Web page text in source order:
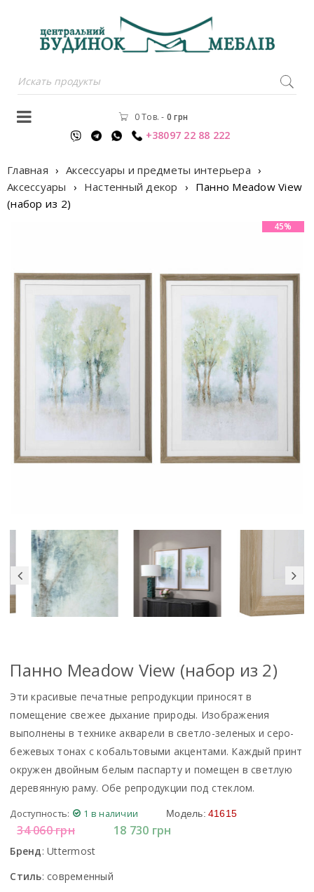
0 Тов. - 0грн
+38097 22 88 222
Главная › Аксессуары и предметы интерьера ›
Аксессуары › Настенный декор › Панно Meadow View
(набор из 2)
45%
Панно Meadow View (набор из 2)
Эти красивые печатные репродукции приносят в
помещение свежее дыхание природы. Изображения
выполнены в технике акварели в светло-зеленых и серо-
бежевых тонах с кобальтовыми акцентами. Каждый принт
окружен двойным белым паспарту и помещен в светлую
деревянную раму. Обе репродукции под стеклом.
Доступность: 1 в наличии Модель: 41615
34 060грн 18 730 грн
Бренд:Uttermost
Стиль: современный